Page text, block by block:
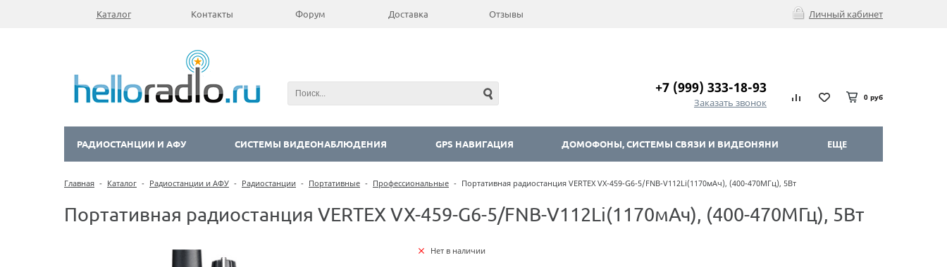
Личный кабинет
Каталог Контакты Форум Доставка Отзывы
+7 (999) 333-18-93
Заказать звонок 0 руб
РАДИОСТАНЦИИ И АФУ СИСТЕМЫ ВИДЕОНАБЛЮДЕНИЯ GPS НАВИГАЦИЯ ДОМОФОНЫ, СИСТЕМЫ СВЯЗИ И ВИДЕОНЯНИ ЕЩЕ
Главная - Каталог - Радиостанции и АФУ - Радиостанции - Портативные - Профессиональные - Портативная радиостанция VERTEX VX-459-G6-5/FNB-V112Li(1170мАч), (400-470МГц), 5Вт
Портативная радиостанция VERTEX VX-459-G6-5/FNB-V112Li(1170мАч), (400-470МГц), 5Вт
Нет в наличии